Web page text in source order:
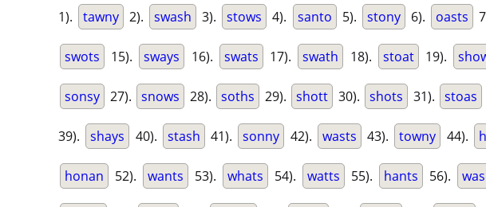
1). tawny 2). swash 3). stows 4). santo 5). stony 6). oasts
swots 15). sways 16). swats 17). swath 18). stoat 19).
sonsy 27). snows 28). soths 29). shott 30). shots 31). stoas
39). shays 40). stash 41). sonny 42). wasts 43). towny 44).
honan 52). wants 53). whats 54). watts 55). hants 56).